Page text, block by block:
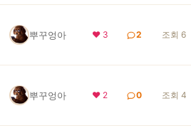
뿌꾸엉아 ❤ 3 2 조회 6
뿌꾸엉아 ❤ 2 0 조회 4